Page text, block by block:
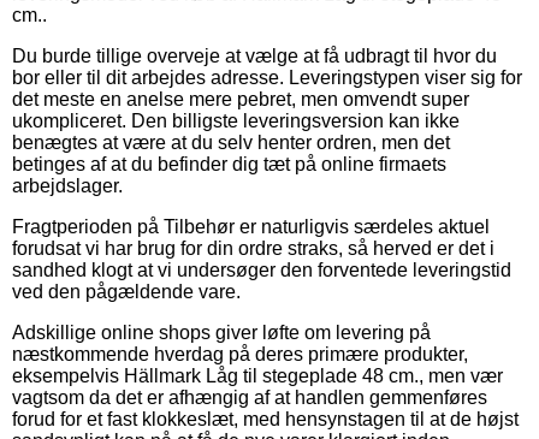
cm..
Du burde tillige overveje at vælge at få udbragt til hvor du
bor eller til dit arbejdes adresse. Leveringstypen viser sig for
det meste en anelse mere pebret, men omvendt super
ukompliceret. Den billigste leveringsversion kan ikke
benægtes at være at du selv henter ordren, men det
betinges af at du befinder dig tæt på online firmaets
arbejdslager.
Fragtperioden på Tilbehør er naturligvis særdeles aktuel
forudsat vi har brug for din ordre straks, så herved er det i
sandhed klogt at vi undersøger den forventede leveringstid
ved den pågældende vare.
Adskillige online shops giver løfte om levering på
næstkommende hverdag på deres primære produkter,
eksempelvis Hällmark Låg til stegeplade 48 cm., men vær
vagtsom da det er afhængig af at handlen gemmenføres
forud for et fast klokkeslæt, med hensynstagen til at de højst